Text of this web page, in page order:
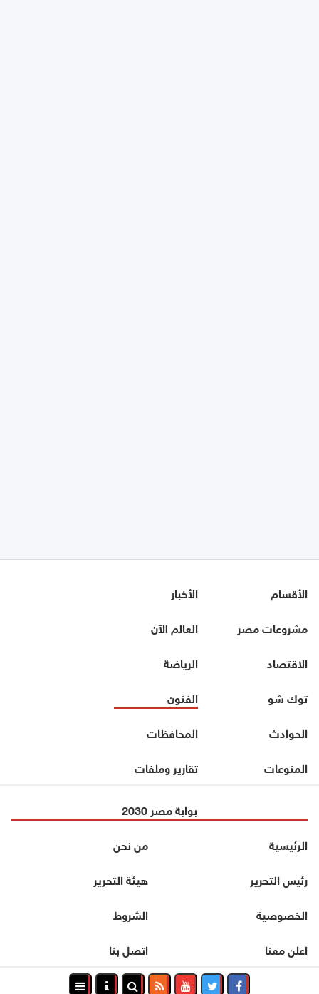
الأقسام
الأخبار
مشروعات مصر
العالم الآن
الاقتصاد
الرياضة
توك شو
الفنون
الحوادث
المحافظات
المنوعات
تقارير وملفات
بوابة مصر 2030
الرئيسية
من نحن
رئيس التحرير
هيئة التحرير
الخصوصية
الشروط
اعلن معنا
اتصل بنا